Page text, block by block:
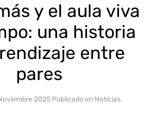
y el aula viva
una historia
entre
pares
2025 Publicado en Noticias.